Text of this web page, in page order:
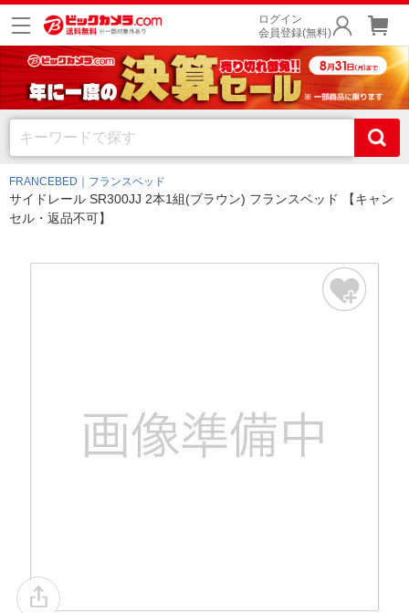
ログイン
会員登録(無料)
FRANCEBED｜フランスベッド
サイドレール SR300JJ 2本1組(ブラウン) フランスベッド 【キャン
セル・返品不可】